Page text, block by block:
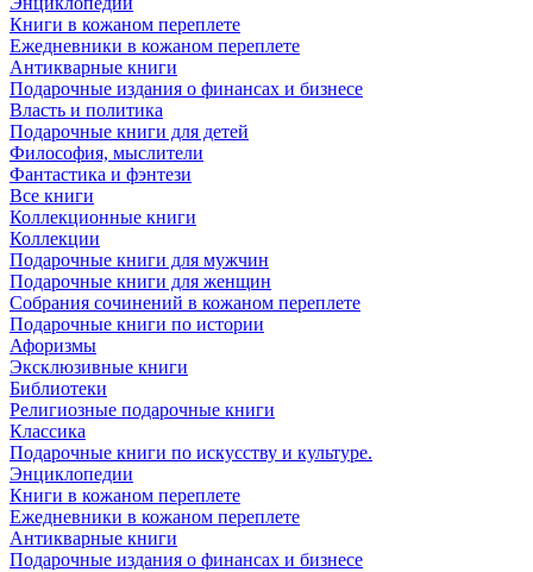
Книги в кожаном переплете
Ежедневники в кожаном переплете
Антикварные книги
Подарочные издания о финансах и бизнесе
Власть и политика
Подарочные книги для детей
Философия, мыслители
Фантастика и фэнтези
Все книги
Коллекционные книги
Коллекции
Подарочные книги для мужчин
Подарочные книги для женщин
Собрания сочинений в кожаном переплете
Подарочные книги по истории
Афоризмы
Эксклюзивные книги
Библиотеки
Религиозные подарочные книги
Классика
Подарочные книги по искусству и культуре.
Энциклопедии
Книги в кожаном переплете
Ежедневники в кожаном переплете
Антикварные книги
Подарочные издания о финансах и бизнесе